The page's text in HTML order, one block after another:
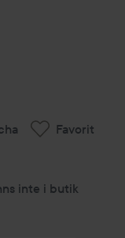
Favorit
inte i butik